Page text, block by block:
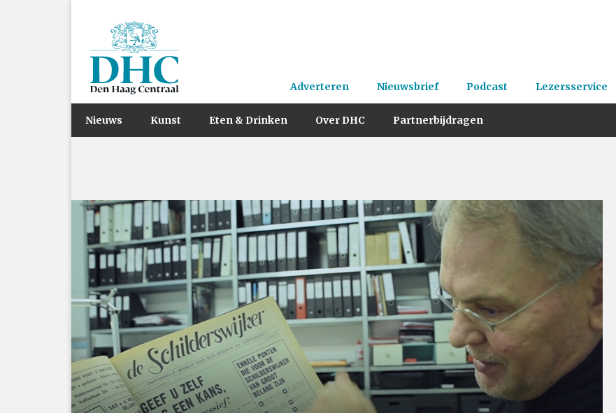
Adverteren Nieuwsbrief Podcast Lezersservice
Nieuws Kunst Eten & Drinken Over DHC Partnerbijdragen